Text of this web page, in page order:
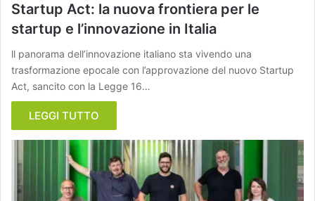
Startup Act: la nuova frontiera per le
startup e l’innovazione in Italia
ll panorama dell’innovazione italiano sta vivendo una
trasformazione epocale con l’approvazione del nuovo Startup
Act, sancito con la Legge 16…
LEGGI TUTTO